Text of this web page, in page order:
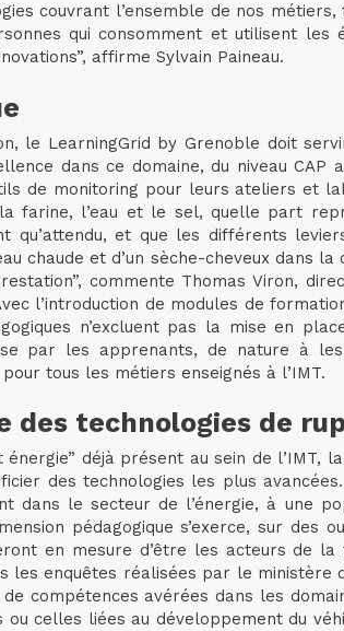
couvrant l’ensemble de nos
qui consomment et utilisent
affirme Sylvain Paineau.
le LearningGrid by Grenoble doit
dans ce domaine, du niveau
de monitoring pour leurs ateliers et
farine, l’eau et le sel, quelle part
qu’attendu, et que les différents
chaude et d’un sèche-cheveux
commente Thomas Viron,
l’introduction de modules de
n’excluent pas la mise en
par les apprenants, de nature à
tous les métiers enseignés à l’IMT.
des technologies de
déjà présent au sein de
des technologies les plus
dans le secteur de l’énergie, à une
pédagogique s’exerce, sur
en mesure d’être les acteurs de
les enquêtes réalisées par le ministère
compétences avérées dans les
celles liées au développement du